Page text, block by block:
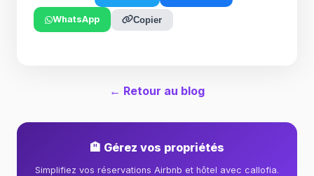
WhatsApp Copier
← Retour au blog
🏨 Gérez vos propriétés
Simplifiez vos réservations Airbnb et hôtel avec callofia.